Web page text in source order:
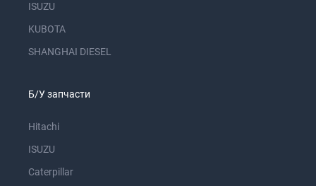
ISUZU
KUBOTA
SHANGHAI DIESEL
Б/У запчасти
Hitachi
ISUZU
Caterpillar